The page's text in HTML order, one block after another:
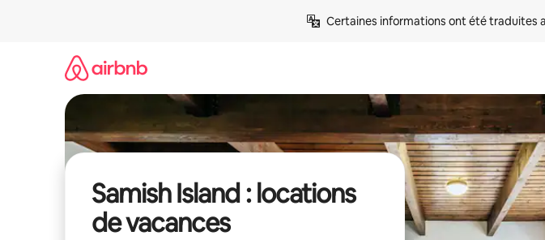
Certaines informations ont été traduites
Samish Island : locations
de vacances